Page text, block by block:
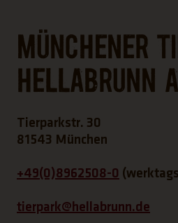
Münchener
Hellabrunn
Tierparkstr. 30
81543 München
+49(0)8962508-0
tierpark@hellabrunn.de